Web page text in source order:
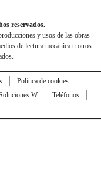
reservados.
y usos de las obras
de lectura mecánica u otros
Política de cookies
W
Teléfonos